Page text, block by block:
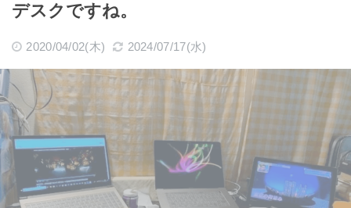
デスクですね。
2020/04/02(木) 2024/07/17(水)